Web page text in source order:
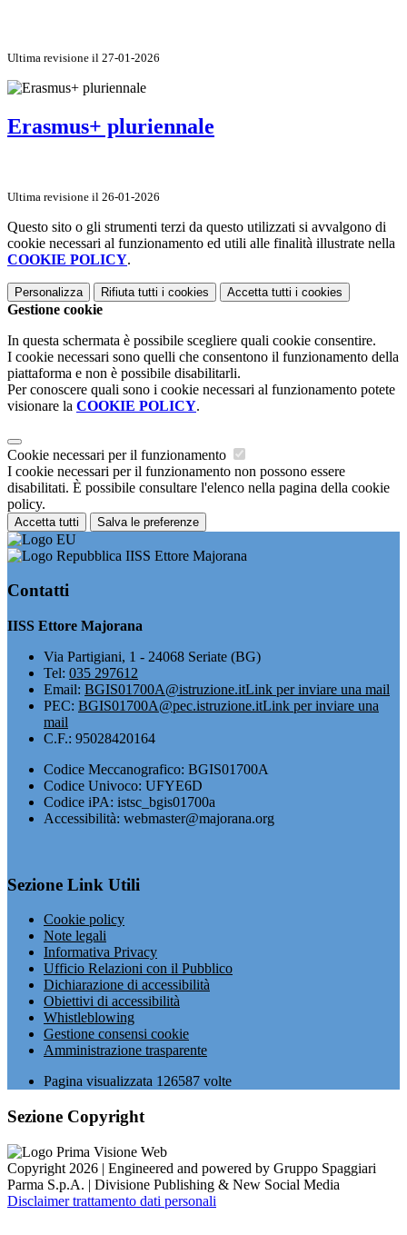
Ultima revisione il 27-01-2026
Erasmus+ pluriennale
Ultima revisione il 26-01-2026
Questo sito o gli strumenti terzi da questo utilizzati si avvalgono di
cookie necessari al funzionamento ed utili alle finalità illustrate nella
COOKIE POLICY.
Personalizza Rifiuta tutti i cookies Accetta tutti i cookies
Gestione cookie
In questa schermata è possibile scegliere quali cookie consentire.
I cookie necessari sono quelli che consentono il funzionamento della
piattaforma e non è possibile disabilitarli.
Per conoscere quali sono i cookie necessari al funzionamento potete
visionare la COOKIE POLICY.
Cookie necessari per il funzionamento
I cookie necessari per il funzionamento non possono essere
disabilitati. È possibile consultare l'elenco nella pagina della cookie
policy.
Accetta tutti Salva le preferenze
IISS Ettore Majorana
Contatti
IISS Ettore Majorana
Via Partigiani, 1 - 24068 Seriate (BG)
Tel: 035 297612
Email: BGIS01700A@istruzione.itLink per inviare una mail
PEC: BGIS01700A@pec.istruzione.itLink per inviare una
mail
C.F.: 95028420164
Codice Meccanografico: BGIS01700A
Codice Univoco: UFYE6D
Codice iPA: istsc_bgis01700a
Accessibilità: webmaster@majorana.org
Sezione Link Utili
Cookie policy
Note legali
Informativa Privacy
Ufficio Relazioni con il Pubblico
Dichiarazione di accessibilità
Obiettivi di accessibilità
Whistleblowing
Gestione consensi cookie
Amministrazione trasparente
Pagina visualizzata 126587 volte
Sezione Copyright
Copyright 2026 | Engineered and powered by Gruppo Spaggiari
Parma S.p.A. | Divisione Publishing & New Social Media
Disclaimer trattamento dati personali